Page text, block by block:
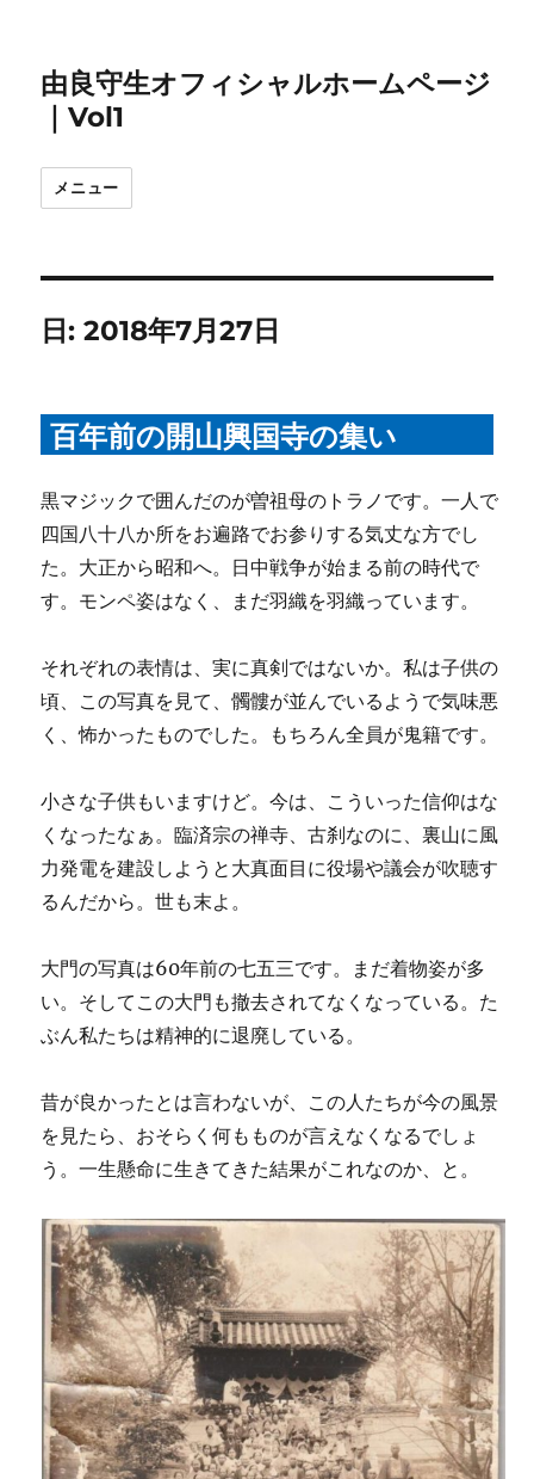
由良守生オフィシャルホームページ
｜Vol1
メニュー
日:2018年7月27日
百年前の開山興国寺の集い
黒マジックで囲んだのが曽祖母のトラノです。一人で
四国八十八か所をお遍路でお参りする気丈な方でし
た。大正から昭和へ。日中戦争が始まる前の時代で
す。モンペ姿はなく、まだ羽織を羽織っています。
それぞれの表情は、実に真剣ではないか。私は子供の
頃、この写真を見て、髑髏が並んでいるようで気味悪
く、怖かったものでした。もちろん全員が鬼籍です。
小さな子供もいますけど。今は、こういった信仰はな
くなったなぁ。臨済宗の禅寺、古刹なのに、裏山に風
力発電を建設しようと大真面目に役場や議会が吹聴す
るんだから。世も末よ。
大門の写真は60年前の七五三です。まだ着物姿が多
い。そしてこの大門も撤去されてなくなっている。た
ぶん私たちは精神的に退廃している。
昔が良かったとは言わないが、この人たちが今の風景
を見たら、おそらく何もものが言えなくなるでしょ
う。一生懸命に生きてきた結果がこれなのか、と。